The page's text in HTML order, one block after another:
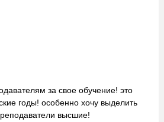
за свое обучение! это
годы! особенно хочу выделить
высшие!